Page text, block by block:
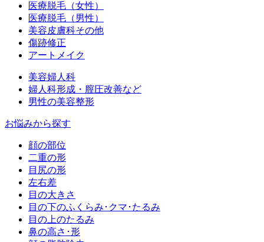
医療脱毛（女性）
医療脱毛（男性）
美容皮膚科その他
傷跡修正
アートメイク
美容婦人科
婦人科形成・膣圧改善など
男性の美容整形
お悩みから探す
顔の部位
二重の形
目尻の形
左右差
目の大きさ
目の下のふくらみ･クマ･たるみ
目の上のたるみ
鼻の高さ･形